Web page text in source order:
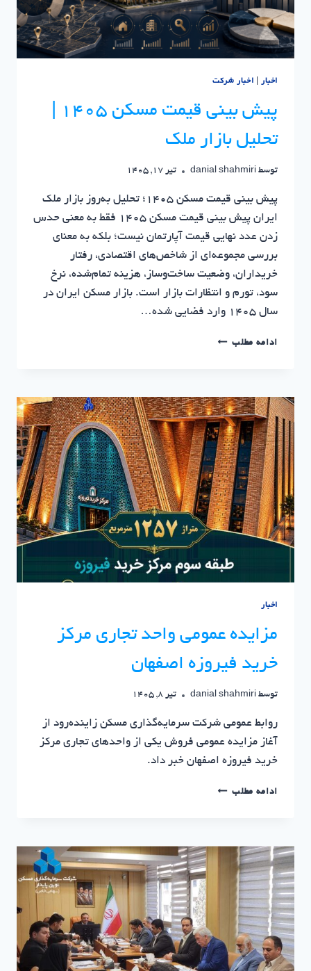
پایدار
اخبار اخبار شرکت
تحلیل بازار ملک
توسط danial shahmiri تیر 17, 1405
پیش بینی قیمت مسکن ۱۴۰۵؛ تحلیل به‌روز بازار ملک
ایران پیش بینی قیمت مسکن ۱۴۰۵ فقط به معنی حدس
زدن عدد نهایی قیمت آپارتمان نیست؛ بلکه به معنای
بررسی مجموعه‌ای از شاخص‌های اقتصادی، رفتار
خریداران، وضعیت ساخت‌وساز، هزینه تمام‌شده، نرخ
سود، تورم و انتظارات بازار است. بازار مسکن ایران در
سال ۱۴۰۵ وارد فضایی شده…
ادامه مطلبپیش
۱۴۰۵
|
تحلیل
بازار
ملک
اخبار
مزایده عمومی واحد تجاری مرکز
خرید فیروزه اصفهان
توسط danial shahmiri تیر 8, 1405
روابط عمومی شرکت سرمایه‌گذاری مسکن زاینده‌رود از
آغاز مزایده عمومی فروش یکی از واحدهای تجاری مرکز
خرید فیروزه اصفهان خبر داد.
ادامه مطلبمزایده
مرکز
فیروزه
اصفهان